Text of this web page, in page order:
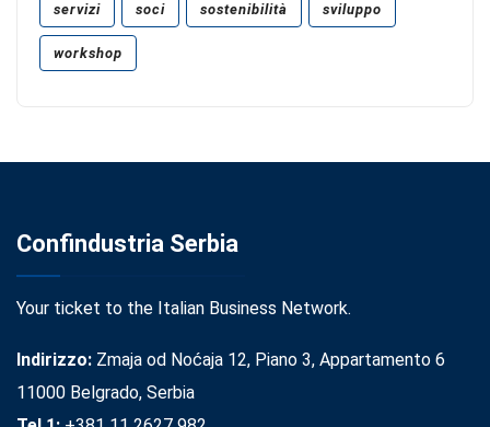
servizi soci sostenibilità sviluppo
workshop
Confindustria Serbia
Your ticket to the Italian Business Network.
Indirizzo: Zmaja od Noćaja 12, Piano 3, Appartamento 6
11000 Belgrado, Serbia